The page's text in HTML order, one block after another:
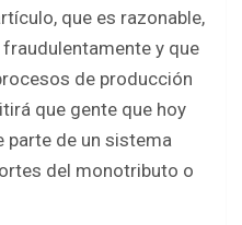
que es razonable,
y que
de producción
que gente que hoy
parte de un sistema
del monotributo o